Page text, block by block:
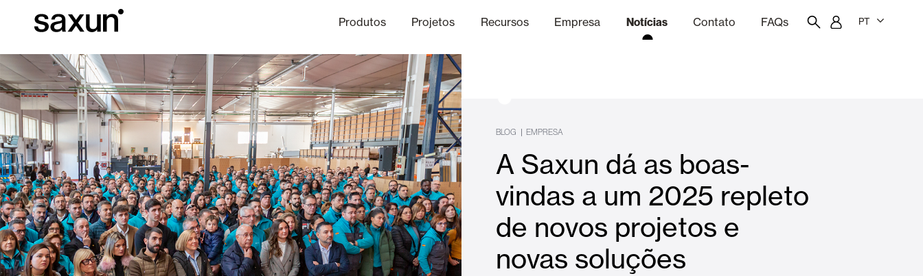
Produtos
Persianas Enroláveis e Caixas Pérgulas
Projetos
Hotéis, restaurantes e cafés Escritórios Famílias
Recursos
Baixar Informação técnica Acabamentos
Empresa
Sobre nós Canal Ético
Notícias Contato FAQs PT
BLOG | EMPRESA
A Saxun dá as boas-
vindas a um 2025 repleto
de novos projetos e
novas soluções